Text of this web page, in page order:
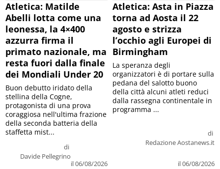
Atletica: Matilde
Abelli lotta come una
leonessa, la 4×400
azzurra firma il
primato nazionale, ma
resta fuori dalla finale
dei Mondiali Under 20
di
Davide Pellegrino
il 06/08/2026
Buon debutto iridato della
stellina della Cogne,
protagonista di una prova
coraggiosa nell'ultima frazione
della seconda batteria della
staffetta mist...
Atletica: Asta in Piazza
torna ad Aosta il 22
agosto e strizza
l’occhio agli Europei di
Birmingham
di
Redazione Aostanews.it
il 06/08/2026
La speranza degli
organizzatori è di portare sulla
pedana del salotto buono
della città alcuni atleti reduci
dalla rassegna continentale in
programma ...